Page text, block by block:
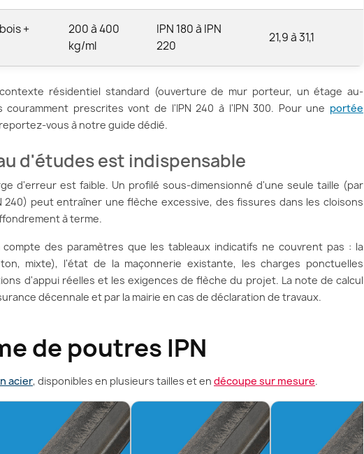
+
200 à 400
kg/ml
IPN 180 à IPN
220
21,9 à 31,1
résidentiel standard (ouverture de mur porteur, un étage au-
prescrites vont de l'IPN 240 à l'IPN 300. Pour une portée
vous à notre guide dédié.
d'études est indispensable
d'erreur est faible. Un profilé sous-dimensionné d'une seule taille (par
240) peut entraîner une flèche excessive, des fissures dans les cloisons
à terme.
des paramètres que les tableaux indicatifs ne couvrent pas : la
mixte), l'état de la maçonnerie existante, les charges ponctuelles
d'appui réelles et les exigences de flèche du projet. La note de calcul
décennale et par la mairie en cas de déclaration de travaux.
de poutres IPN
acier, disponibles en plusieurs tailles et en découpe sur mesure.